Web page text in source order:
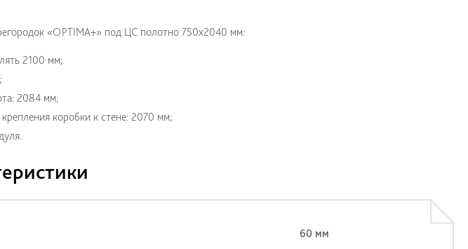
«OPTIMA+» под ЦС полотно 750x2040 мм:
2100 мм;
2084 мм;
коробки к стене: 2070 мм;
60 мм